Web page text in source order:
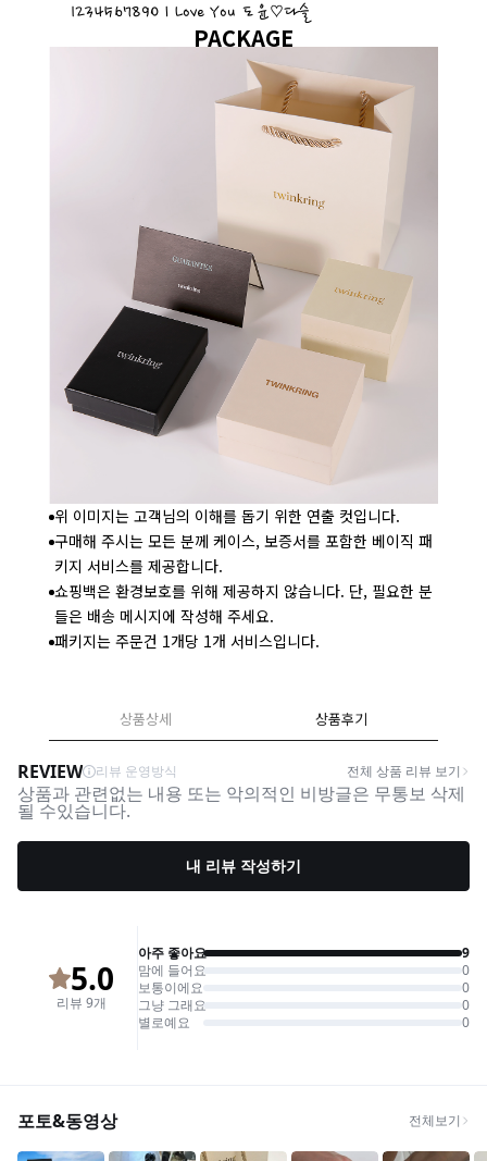
1234567890 I Love You 도윤♡다슬
PACKAGE
위 이미지는 고객님의 이해를 돕기 위한 연출 컷입니다.
구매해 주시는 모든 분께 케이스, 보증서를 포함한 베이직 패
키지 서비스를 제공합니다.
쇼핑백은 환경보호를 위해 제공하지 않습니다. 단, 필요한 분
들은 배송 메시지에 작성해 주세요.
패키지는 주문건 1개당 1개 서비스입니다.
상품상세 상품후기